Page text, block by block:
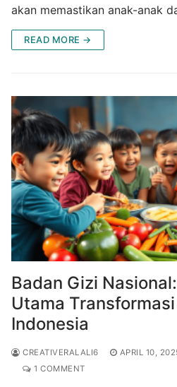
akan memastikan anak-anak
READ MORE →
Badan Gizi
Utama
Indonesia
CREATIVERALALI6 APRIL 10,
1 COMMENT